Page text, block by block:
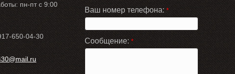
пн-пт с 9:00
650-04-30
Ваш номер телефона: *
Сообщение: *